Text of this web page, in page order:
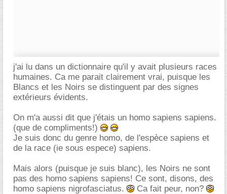
j'ai lu dans un dictionnaire qu'il y avait plusieurs races
humaines. Ca me parait clairement vrai, puisque les
Blancs et les Noirs se distinguent par des signes
extérieurs évidents.
On m'a aussi dit que j'étais un homo sapiens sapiens.
(que de compliments!)
Je suis donc du genre homo, de l'espèce sapiens et
de la race (ie sous espece) sapiens.
Mais alors (puisque je suis blanc), les Noirs ne sont
pas des homo sapiens sapiens! Ce sont, disons, des
homo sapiens nigrofasciatus.
Ca fait peur, non?